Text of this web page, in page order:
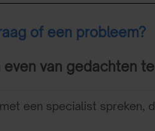
of een probleem?
even van gedachten
een specialist spreken,